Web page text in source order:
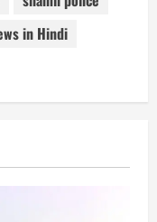
in Hindi